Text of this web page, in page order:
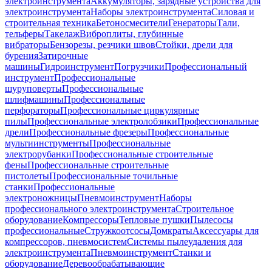
электроинструментаНаборы электроинструментаСиловая и
строительная техникаБетоносмесителиГенераторыТали,
тельферыТакелажВиброплиты, глубинные
вибраторыБензорезы, резчики швовСтойки, дрели для
буренияЗатирочные
машиныГидроинструментПогрузчикиПрофессиональный
инструментПрофессиональные
шуруповертыПрофессиональные
шлифмашиныПрофессиональные
перфораторыПрофессиональные циркулярные
пилыПрофессиональные электролобзикиПрофессиональные
дрелиПрофессиональные фрезерыПрофессиональные
мультиинструментыПрофессиональные
электрорубанкиПрофессиональные строительные
феныПрофессиональные строительные
пистолетыПрофессиональные точильные
станкиПрофессиональные
электроножницыПневмоинструментНаборы
профессионального электроинструментаСтроительное
оборудованиеКомпрессорыТепловые пушкиПылесосы
профессиональныеСтружкоотсосыДомкратыАксессуары для
компрессоров, пневмосистемСистемы пылеудаления для
электроинструментаПневмоинструментСтанки и
оборудованиеДеревообрабатывающие